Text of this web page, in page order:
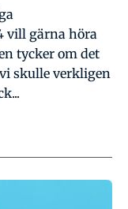
vill gärna höra
tycker om det
skulle verkligen